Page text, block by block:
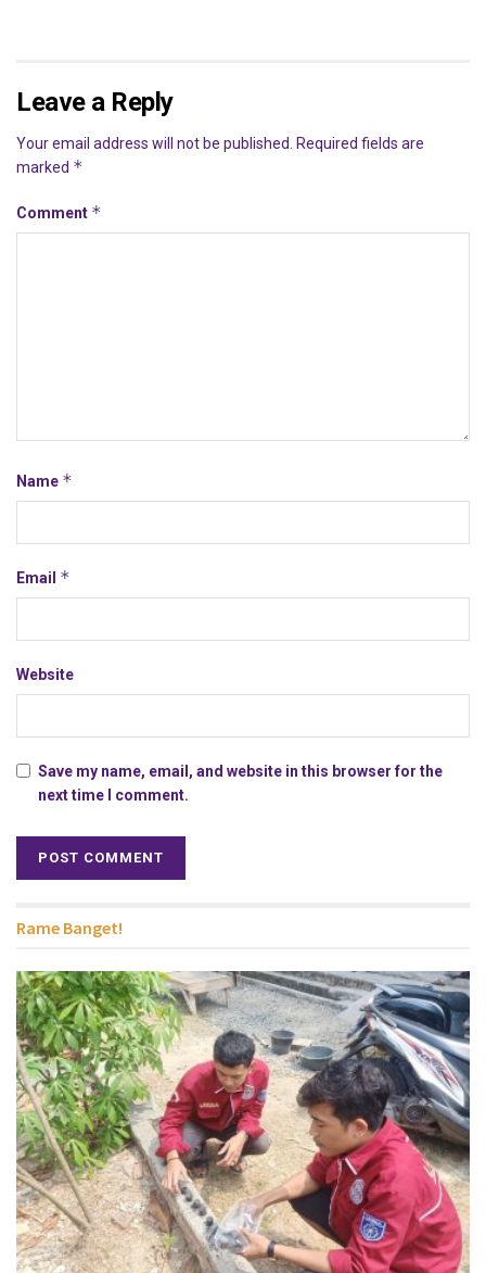
Leave a Reply
Your email address will not be published. Required fields are
marked *
Comment *
Name *
Email *
Website
Save my name, email, and website in this browser for the
next time I comment.
Rame Banget!